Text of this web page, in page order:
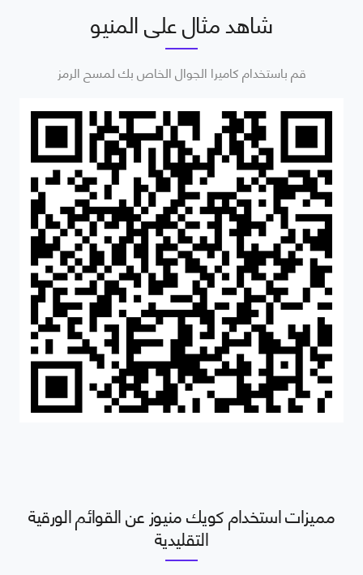
شاهد مثال على المنيو
قم باستخدام كاميرا الجوال الخاص بك لمسح الرمز
مميزات استخدام كويك منيوز عن القوائم الورقية
التقليدية